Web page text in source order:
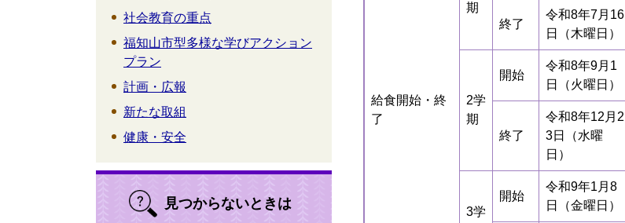
給食開始・終
了
期
終了
令和8年7月16
日（木曜日）
2学
期
開始
令和8年9月1
日（火曜日）
終了
令和8年12月2
3日（水曜
日）
3学
開始
令和9年1月8
日（金曜日）
社会教育の重点
福知山市型多様な学びアクション
プラン
計画・広報
新たな取組
健康・安全
見つからないときは